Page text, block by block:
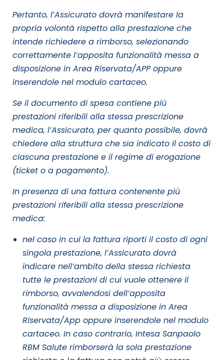
Pertanto, l’Assicurato dovrà manifestare la
propria volontà rispetto alla prestazione che
intende richiedere a rimborso, selezionando
correttamente l’apposita funzionalità messa a
disposizione in Area Riservata/APP oppure
inserendole nel modulo cartaceo.
Se il documento di spesa contiene più
prestazioni riferibili alla stessa prescrizione
medica, l’Assicurato, per quanto possibile, dovrà
chiedere alla struttura che sia indicato il costo di
ciascuna prestazione e il regime di erogazione
(ticket o a pagamento).
In presenza di una fattura contenente più
prestazioni riferibili alla stessa prescrizione
medica:
nel caso in cui la fattura riporti il costo di ogni
singola prestazione, l’Assicurato dovrà
indicare nell’ambito della stessa richiesta
tutte le prestazioni di cui vuole ottenere il
rimborso, avvalendosi dell’apposita
funzionalità messa a disposizione in Area
Riservata/App oppure inserendole nel modulo
cartaceo. In caso contrario, Intesa Sanpaolo
RBM Salute rimborserà la sola prestazione